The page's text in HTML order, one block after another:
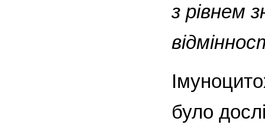
з рівнем
було